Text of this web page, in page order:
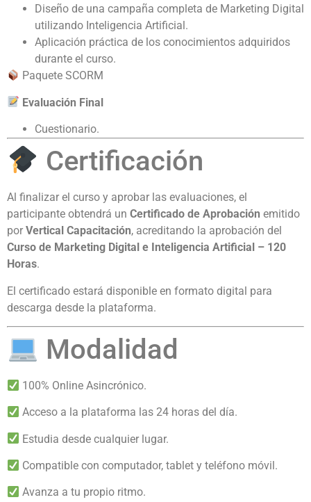
Diseño de una campaña completa de Marketing Digital
utilizando Inteligencia Artificial.
Aplicación práctica de los conocimientos adquiridos
durante el curso.
Paquete SCORM
Evaluación Final
Cuestionario.
Certificación
Al finalizar el curso y aprobar las evaluaciones, el
participante obtendrá un Certificado de Aprobación emitido
por Vertical Capacitación, acreditando la aprobación del
Curso de Marketing Digital e Inteligencia Artificial – 120
Horas.
El certificado estará disponible en formato digital para
descarga desde la plataforma.
Modalidad
100% Online Asincrónico.
Acceso a la plataforma las 24 horas del día.
Estudia desde cualquier lugar.
Compatible con computador, tablet y teléfono móvil.
Avanza a tu propio ritmo.